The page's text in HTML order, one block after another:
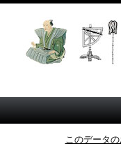
このデータ